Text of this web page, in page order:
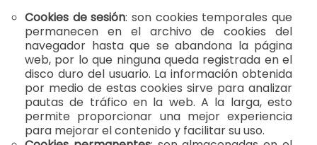
Cookies de sesión: son cookies temporales que
permanecen en el archivo de cookies del
navegador hasta que se abandona la página
web, por lo que ninguna queda registrada en el
disco duro del usuario. La información obtenida
por medio de estas cookies sirve para analizar
pautas de tráfico en la web. A la larga, esto
permite proporcionar una mejor experiencia
para mejorar el contenido y facilitar su uso.